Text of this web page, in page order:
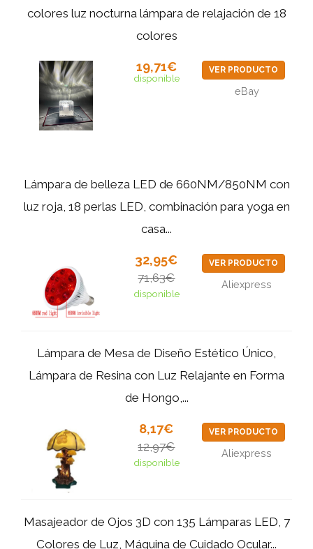
colores luz nocturna lámpara de relajación de 18
colores
19,71€
disponible
VER PRODUCTO
eBay
Lámpara de belleza LED de 660NM/850NM con
luz roja, 18 perlas LED, combinación para yoga en
casa...
32,95€
71,63€
disponible
VER PRODUCTO
Aliexpress
Lámpara de Mesa de Diseño Estético Único,
Lámpara de Resina con Luz Relajante en Forma
de Hongo,...
8,17€
12,97€
disponible
VER PRODUCTO
Aliexpress
Masajeador de Ojos 3D con 135 Lámparas LED, 7
Colores de Luz, Máquina de Cuidado Ocular...